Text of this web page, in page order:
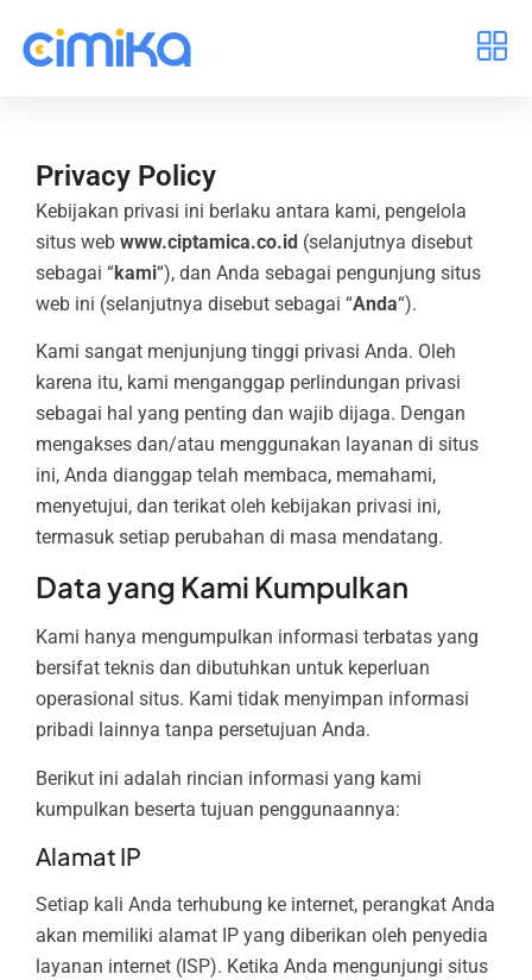
Privacy Policy
Kebijakan privasi ini berlaku antara kami, pengelola
situs web www.ciptamica.co.id (selanjutnya disebut
sebagai “kami“), dan Anda sebagai pengunjung situs
web ini (selanjutnya disebut sebagai “Anda“).
Kami sangat menjunjung tinggi privasi Anda. Oleh
karena itu, kami menganggap perlindungan privasi
sebagai hal yang penting dan wajib dijaga. Dengan
mengakses dan/atau menggunakan layanan di situs
ini, Anda dianggap telah membaca, memahami,
menyetujui, dan terikat oleh kebijakan privasi ini,
termasuk setiap perubahan di masa mendatang.
Data yang Kami Kumpulkan
Kami hanya mengumpulkan informasi terbatas yang
bersifat teknis dan dibutuhkan untuk keperluan
operasional situs. Kami tidak menyimpan informasi
pribadi lainnya tanpa persetujuan Anda.
Berikut ini adalah rincian informasi yang kami
kumpulkan beserta tujuan penggunaannya:
Alamat IP
Setiap kali Anda terhubung ke internet, perangkat Anda
akan memiliki alamat IP yang diberikan oleh penyedia
layanan internet (ISP). Ketika Anda mengunjungi situs